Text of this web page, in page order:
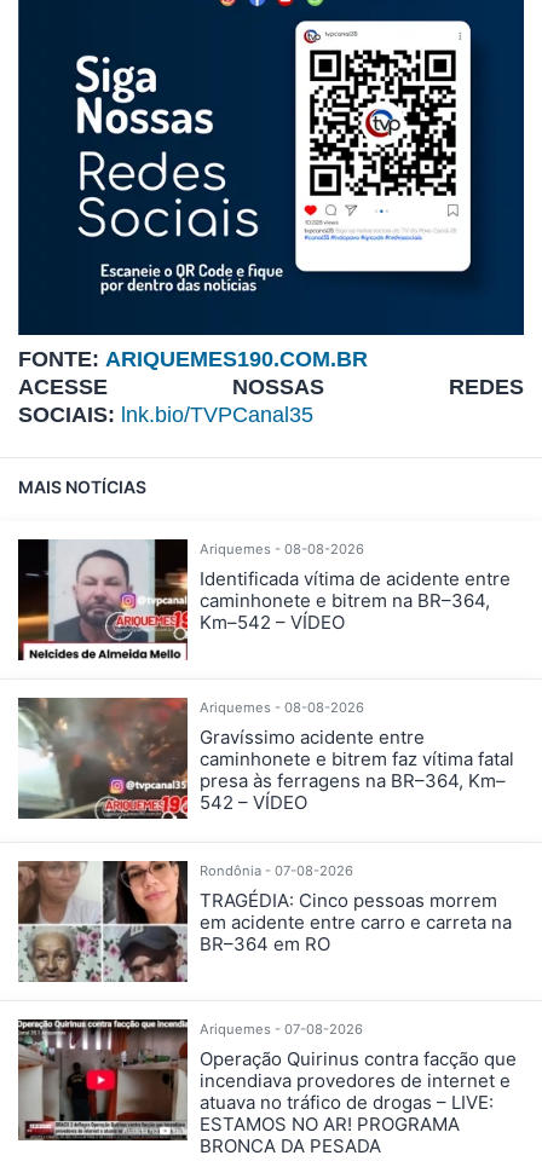
FONTE: ARIQUEMES190.COM.BR
ACESSE NOSSAS REDES
SOCIAIS: lnk.bio/TVPCanal35
MAIS NOTÍCIAS
Ariquemes - 08-08-2026
Identificada vítima de acidente entre
caminhonete e bitrem na BR–364,
Km–542 – VÍDEO
Ariquemes - 08-08-2026
Gravíssimo acidente entre
caminhonete e bitrem faz vítima fatal
presa às ferragens na BR–364, Km–
542 – VÍDEO
Rondônia - 07-08-2026
TRAGÉDIA: Cinco pessoas morrem
em acidente entre carro e carreta na
BR–364 em RO
Ariquemes - 07-08-2026
Operação Quirinus contra facção que
incendiava provedores de internet e
atuava no tráfico de drogas – LIVE:
ESTAMOS NO AR! PROGRAMA
BRONCA DA PESADA